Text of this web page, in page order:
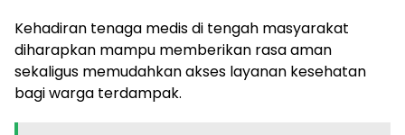
Kehadiran tenaga medis di tengah masyarakat
diharapkan mampu memberikan rasa aman
sekaligus memudahkan akses layanan kesehatan
bagi warga terdampak.